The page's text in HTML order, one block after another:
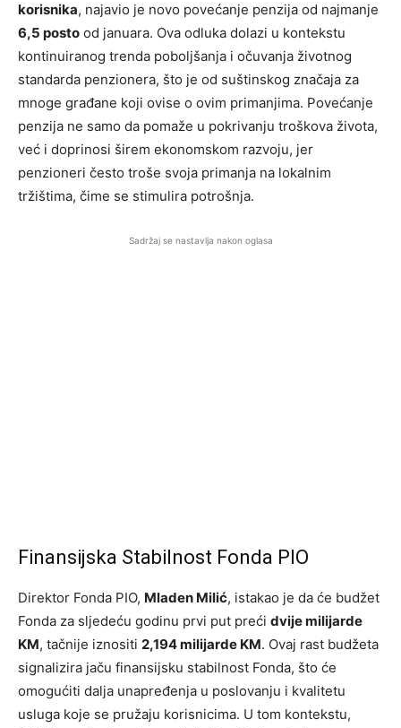
korisnika, najavio je novo povećanje penzija od najmanje
6,5 posto od januara. Ova odluka dolazi u kontekstu
kontinuiranog trenda poboljšanja i očuvanja životnog
standarda penzionera, što je od suštinskog značaja za
mnoge građane koji ovise o ovim primanjima. Povećanje
penzija ne samo da pomaže u pokrivanju troškova života,
već i doprinosi širem ekonomskom razvoju, jer
penzioneri često troše svoja primanja na lokalnim
tržištima, čime se stimulira potrošnja.
Sadržaj se nastavlja nakon oglasa
Finansijska Stabilnost Fonda PIO
Direktor Fonda PIO, Mladen Milić, istakao je da će budžet
Fonda za sljedeću godinu prvi put preći dvije milijarde
KM, tačnije iznositi 2,194 milijarde KM. Ovaj rast budžeta
signalizira jaču finansijsku stabilnost Fonda, što će
omogućiti dalja unapređenja u poslovanju i kvalitetu
usluga koje se pružaju korisnicima. U tom kontekstu,